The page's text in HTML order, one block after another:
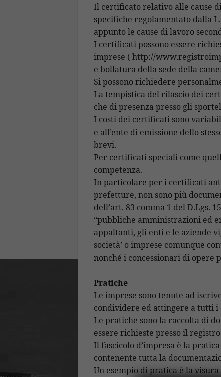
Il certificato relativo alle cause
specifiche regolamentato dalla
appunto le cause di lavoro
I certificati possono essere
imprese ( http://
e bollatura della sede della
Si possono richiedere
La tempistica del rilascio dei
che di presenza presso gli
I costi dei certificati sono
e all’ente di emissione dello
brevi.
Per certificati speciali come
competenza.
In particolare per i certificati
prefetture, non sono più
dell’art. 83 comma 1 del D.Lgs.
“pubbliche amministrazioni ed
appaltanti, gli enti e le aziende
società’ o imprese comunque
nonché i concessionari di opere
Pratiche
Le imprese sono tenute ad
condividere ed attingere a tutti i
Le pratiche sono la raccolta di
essere richieste presso il
Il fascicolo d’impresa è la
contenente tutta la
Un esempio di pratica è la